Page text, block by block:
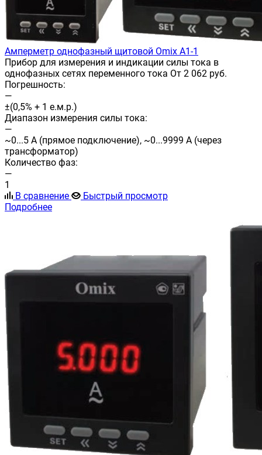
Амперметр однофазный щитовой Omix A1-1
Прибор для измерения и индикации силы тока в
однофазных сетях переменного тока От 2 062 руб.
Погрешность:
—
±(0,5% + 1 е.м.р.)
Диапазон измерения силы тока:
—
~0...5 А (прямое подключение), ~0...9999 А (через
трансформатор)
Количество фаз:
—
1
В сравнение
Быстрый просмотр
Подробнее